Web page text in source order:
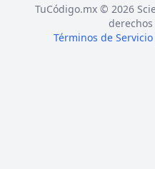
TuCódigo.mx © 2026
Términos de Servicio